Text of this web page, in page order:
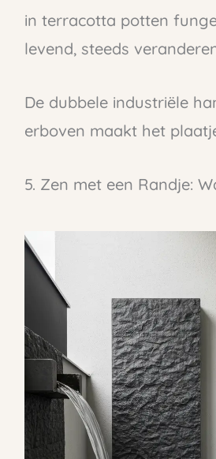
in terracotta potten
levend, steeds
De dubbele industriële
erboven maakt het
5. Zen met een Randje: